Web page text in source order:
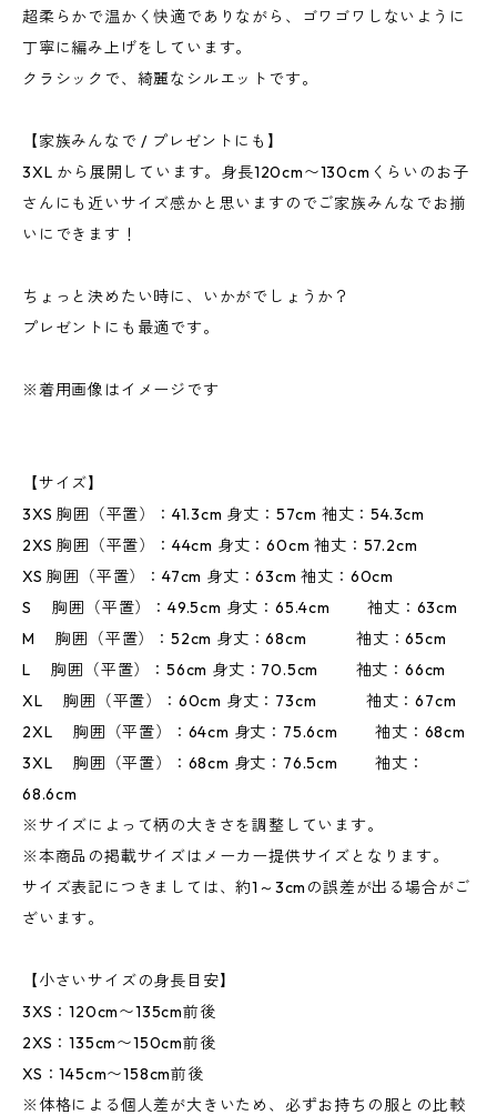
超柔らかで温かく快適でありながら、ゴワゴワしないように
丁寧に編み上げをしています。
クラシックで、綺麗なシルエットです。
【家族みんなで / プレゼントにも】
3XL から展開しています。身長120cm〜130cmくらいのお子
さんにも近いサイズ感かと思いますのでご家族みんなでお揃
いにできます！
ちょっと決めたい時に、いかがでしょうか？
プレゼントにも最適です。
※着用画像はイメージです
【サイズ】
3XS 胸囲（平置）：41.3cm 身丈：57cm 袖丈：54.3cm
2XS 胸囲（平置）：44cm 身丈：60cm 袖丈：57.2cm
XS 胸囲（平置）：47cm 身丈：63cm 袖丈：60cm
S 胸囲（平置）：49.5cm 身丈：65.4cm 袖丈：63cm
M 胸囲（平置）：52cm 身丈：68cm 袖丈：65cm
L 胸囲（平置）：56cm 身丈：70.5cm 袖丈：66cm
XL 胸囲（平置）：60cm 身丈：73cm 袖丈：67cm
2XL 胸囲（平置）：64cm 身丈：75.6cm 袖丈：68cm
3XL 胸囲（平置）：68cm 身丈：76.5cm 袖丈：
68.6cm
※サイズによって柄の大きさを調整しています。
※本商品の掲載サイズはメーカー提供サイズとなります。
サイズ表記につきましては、約1～3cmの誤差が出る場合がご
ざいます。
【小さいサイズの身長目安】
3XS：120cm〜135cm前後
2XS：135cm〜150cm前後
XS：145cm〜158cm前後
※体格による個人差が大きいため、必ずお持ちの服との比較